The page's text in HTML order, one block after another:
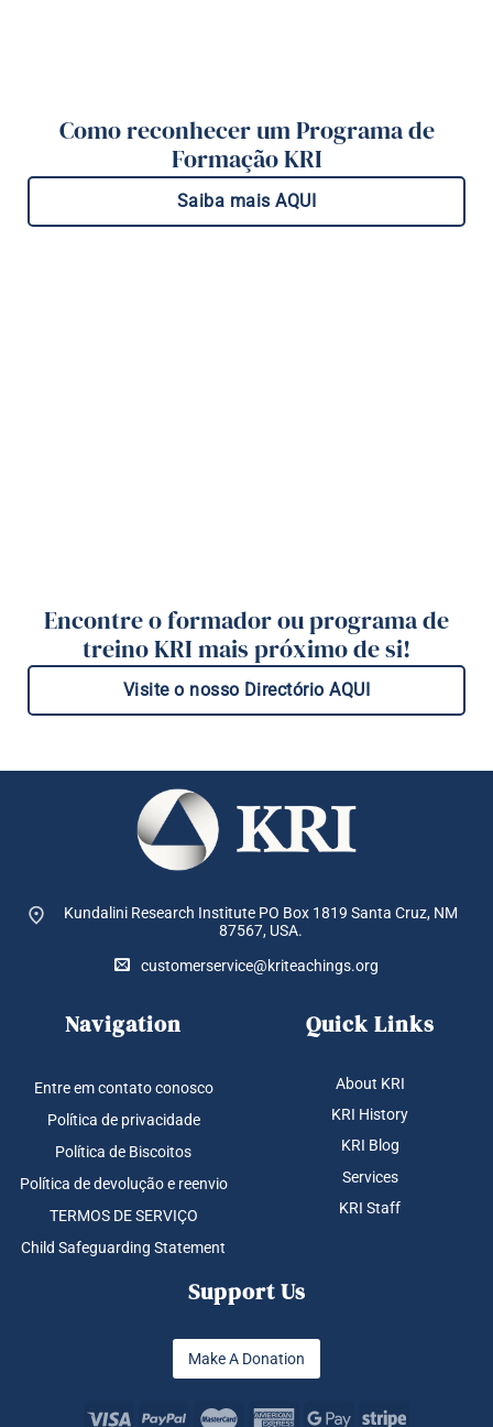
Como reconhecer um Programa de
Formação KRI
Saiba mais AQUI
Encontre o formador ou programa de
treino KRI mais próximo de si!
Visite o nosso Directório AQUI
Kundalini Research Institute PO Box 1819 Santa Cruz, NM
87567, USA.
customerservice@kriteachings.org
Navigation
Entre em contato conosco
Política de privacidade
Política de Biscoitos
Política de devolução e reenvio
TERMOS DE SERVIÇO
Child Safeguarding Statement
Quick Links
About KRI
KRI History
KRI Blog
Services
KRI Staff
Support Us
Make A Donation